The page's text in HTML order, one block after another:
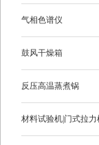
气相色谱仪
鼓风干燥箱
反压高温蒸煮锅
材料试验机|门式拉力